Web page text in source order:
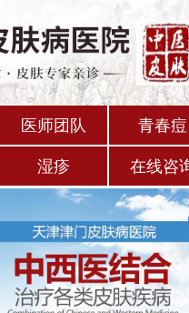
医师团队 青春痘
湿疹 在线咨